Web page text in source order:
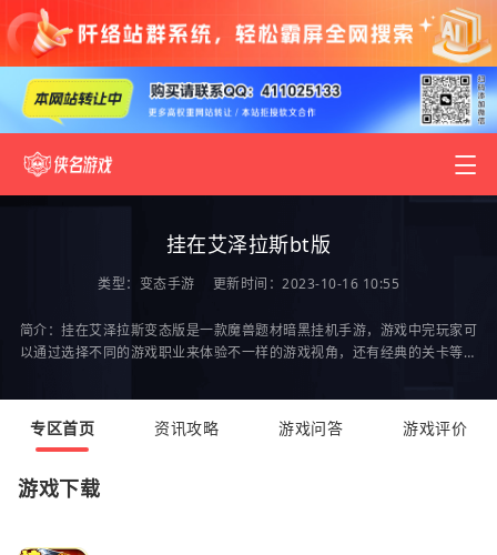
挂在艾泽拉斯bt版
类型： 变态手游 更新时间：2023-10-16 10:55
简介：挂在艾泽拉斯变态版是一款魔兽题材暗黑挂机手游，游戏中完玩家可
以通过选择不同的游戏职业来体验不一样的游戏视角，还有经典的关卡等你
专区首页 资讯攻略 游戏问答 游戏评价
游戏下载